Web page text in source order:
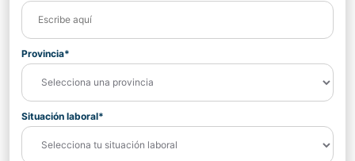
Provincia*
Situación laboral*